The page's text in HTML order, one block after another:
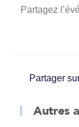
Partagez
Partager
Autres